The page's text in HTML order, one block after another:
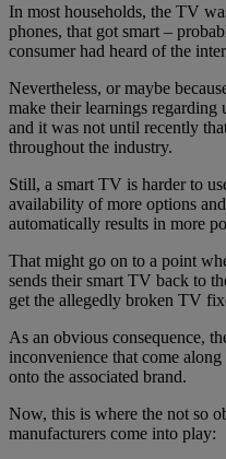
In most households, the TV
phones, that got smart –
consumer had heard of the
Nevertheless, or maybe
make their learnings regarding
and it was not until recently
throughout the industry.
Still, a smart TV is harder to
availability of more options
automatically results in more
That might go on to a point
sends their smart TV back to
get the allegedly broken TV
As an obvious consequence,
inconvenience that come
onto the associated brand.
Now, this is where the not so
manufacturers come into play: